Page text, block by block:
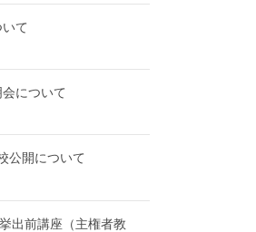
て
について
公開について
出前講座（主権者教